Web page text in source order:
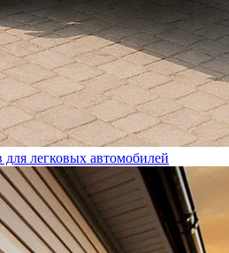
легковых автомобилей